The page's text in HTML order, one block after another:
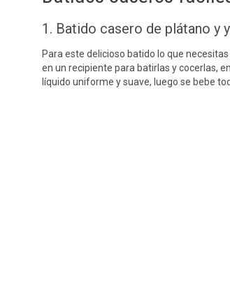
1. Batido casero de plátano y
Para este delicioso batido lo que
en un recipiente para batirlas y cocerlas,
líquido uniforme y suave, luego se bebe